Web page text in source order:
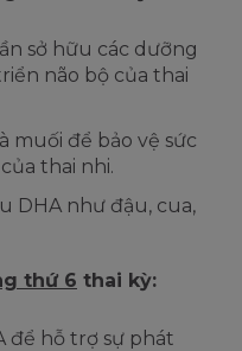
sở hữu các dưỡng
não bộ của thai
muối để bảo vệ sức
thai nhi.
DHA như đậu, cua,
thứ 6 thai kỳ:
để hỗ trợ sự phát